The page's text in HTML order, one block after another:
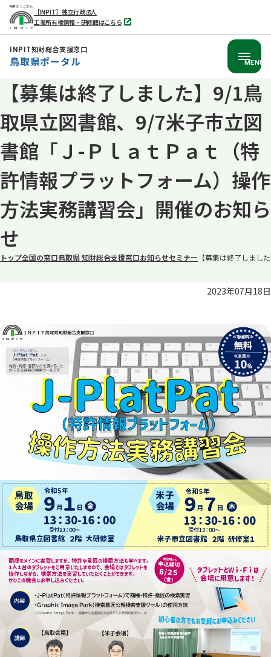
へ
動
［INPIT］独立行政法人
工業所有権情報・研修館はこちら
別
タ
INPIT知財総合支援窓口
鳥取県ポータル MENU
【募集は終了しました】9/1鳥
取県立図書館、9/7米子市立図
書館「Ｊ-ＰｌａｔＰａｔ（特
許情報プラットフォーム）操作
方法実務講習会」開催のお知ら
せ
トップ全国の窓口鳥取県 知財総合支援窓口お知らせセミナー 【募集は終了しまし
2023年07月18日